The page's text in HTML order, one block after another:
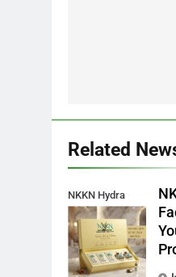
Related
NKKN Hydra
Shine Facial Kit
For Dull Skin